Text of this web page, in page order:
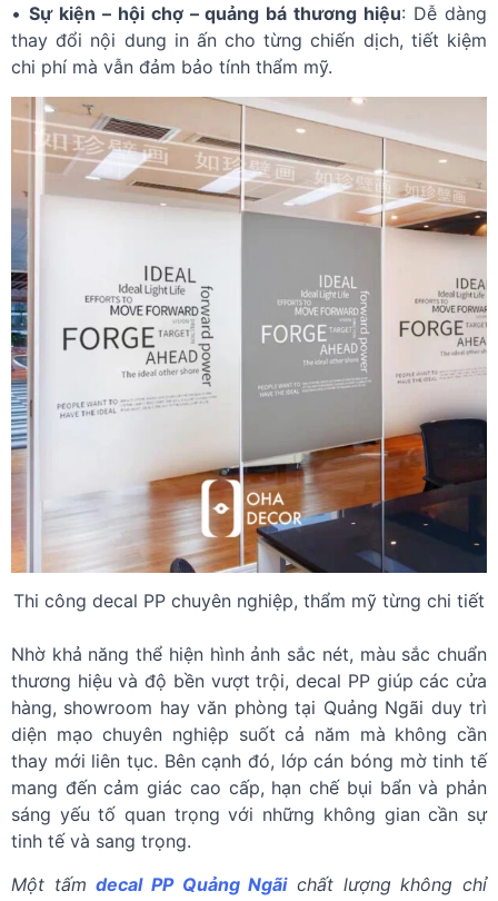
• Sự kiện – hội chợ – quảng bá thương hiệu: Dễ dàng
thay đổi nội dung in ấn cho từng chiến dịch, tiết kiệm
chi phí mà vẫn đảm bảo tính thẩm mỹ.
Thi công decal PP chuyên nghiệp, thẩm mỹ từng chi tiết
Nhờ khả năng thể hiện hình ảnh sắc nét, màu sắc chuẩn
thương hiệu và độ bền vượt trội, decal PP giúp các cửa
hàng, showroom hay văn phòng tại Quảng Ngãi duy trì
diện mạo chuyên nghiệp suốt cả năm mà không cần
thay mới liên tục. Bên cạnh đó, lớp cán bóng mờ tinh tế
mang đến cảm giác cao cấp, hạn chế bụi bẩn và phản
sáng yếu tố quan trọng với những không gian cần sự
tinh tế và sang trọng.
Một tấmdecal PP Quảng Ngãi chất lượng không chỉ